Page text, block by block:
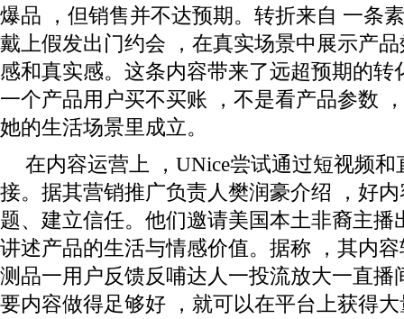
爆品 ，但销售并不达预期。转折来自 一条
戴上假发出门约会 ，在真实场景中展⽰产
感和真实感。这条内容带来了远超预期的转
一个产品用户买不买账 ，不是看产品参数
她的生活场景里成立。
在内容运营上 ，UNice尝试通过短视频
接。据其营销推广负责人樊润豪介绍 ，好
题、建立信任。他们邀请美国本土非裔主播
讲述产品的生活与情感价值。据称 ，其内
测品一用户反馈反哺达人一投流放大一直播
要内容做得足够好 ，就可以在平台上获得